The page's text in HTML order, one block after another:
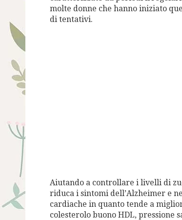
molte donne che hanno iniziato
di tentativi.
Aiutando a controllare i livelli di
riduca i sintomi dell’Alzheimer e
cardiache in quanto tende a
colesterolo buono HDL, pressione